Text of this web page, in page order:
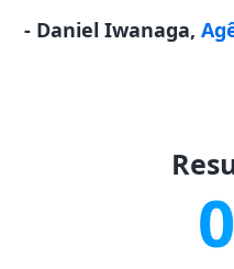
- Daniel Iwanaga,
0